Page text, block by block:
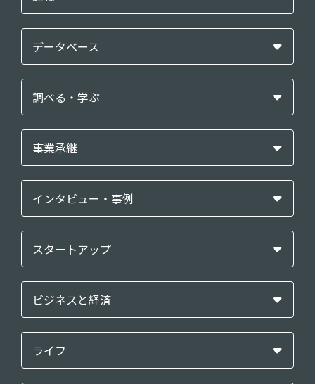
データベース
調べる・学ぶ
事業承継
インタビュー・事例
スタートアップ
ビジネスと経済
ライフ